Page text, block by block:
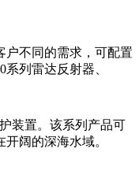
户不同的需求，可配置
列雷达反射器、
装置。该系列产品可
阔的深海水域。